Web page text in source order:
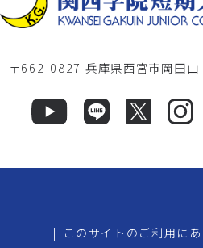
〒662-0827 兵庫県西宮市岡田
| このサイトのご利用に